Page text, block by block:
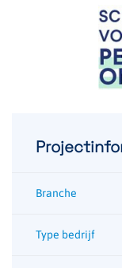
Branche
Type bedrijf